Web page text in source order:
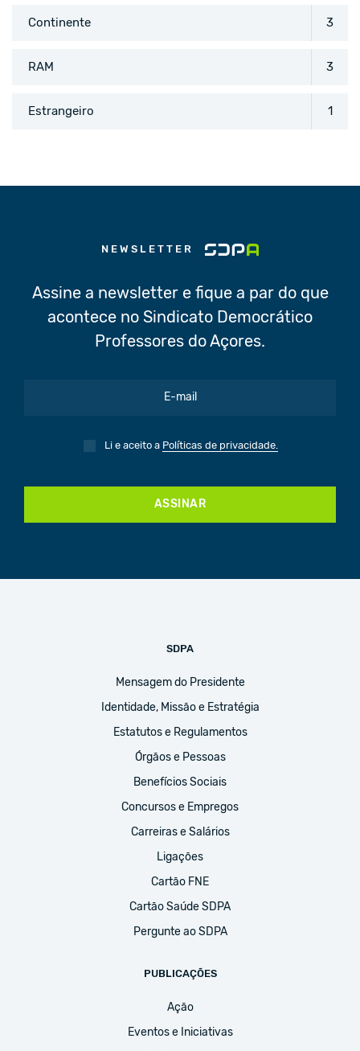
Continente 3
RAM 3
Estrangeiro 1
NEWSLETTER
Assine a newsletter e fique a par do que
acontece no Sindicato Democrático
Professores do Açores.
Li e aceito a Políticas de privacidade.
ASSINAR
SDPA
Mensagem do Presidente
Identidade, Missão e Estratégia
Estatutos e Regulamentos
Órgãos e Pessoas
Benefícios Sociais
Concursos e Empregos
Carreiras e Salários
Ligações
Cartão FNE
Cartão Saúde SDPA
Pergunte ao SDPA
PUBLICAÇÕES
Ação
Eventos e Iniciativas